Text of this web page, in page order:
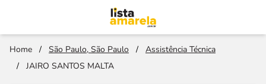
Home / São Paulo, São Paulo /
Assistência Técnica
/
JAIRO SANTOS MALTA